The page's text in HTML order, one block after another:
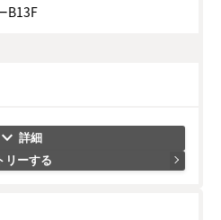
B13F
keyboard_arrow_down
リーする